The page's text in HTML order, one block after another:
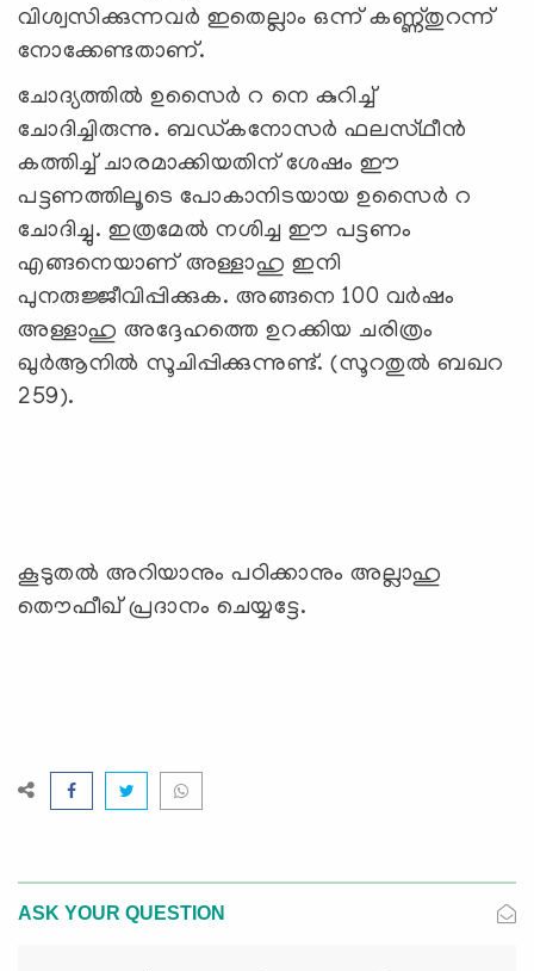
വിശ്വസിക്കുന്നവര്‍ ഇതെല്ലാം ഒന്ന് കണ്ണ്തുറന്ന്
നോക്കേണ്ടതാണ്.
ചോദ്യത്തില്‍ ഉസൈര്‍ റ നെ കുറിച്ച്
ചോദിച്ചിരുന്നു. ബഡ്കനോസര്‍ ഫലസ്‍ഥീന്‍
കത്തിച്ച് ചാരമാക്കിയതിന് ശേഷം ഈ
പട്ടണത്തിലൂടെ പോകാനിടയായ ഉസൈര്‍ റ
ചോദിച്ചു. ഇത്രമേല്‍ നശിച്ച ഈ പട്ടണം
എങ്ങനെയാണ് അള്ളാഹു ഇനി
പുനരുജ്ജീവിപ്പിക്കുക. അങ്ങനെ 100 വര്‍ഷം
അള്ളാഹു അദ്ദേഹത്തെ ഉറക്കിയ ചരിത്രം
ഖുര്‍ആനില്‍ സൂചിപ്പിക്കുന്നുണ്ട്. (സൂറതുല്‍ ബഖറ
259).
കൂടുതല്‍ അറിയാനും പഠിക്കാനും അല്ലാഹു
തൌഫീഖ് പ്രദാനം ചെയ്യട്ടേ.
ASK YOUR QUESTION